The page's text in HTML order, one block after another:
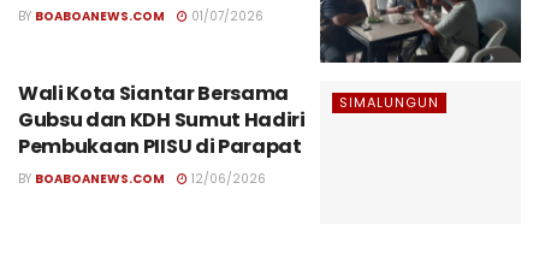
BY BOABOANEWS.COM 01/07/2026
SIMALUNGUN
Wali Kota Siantar Bersama
Gubsu dan KDH Sumut Hadiri
Pembukaan PIISU di Parapat
BY BOABOANEWS.COM 12/06/2026